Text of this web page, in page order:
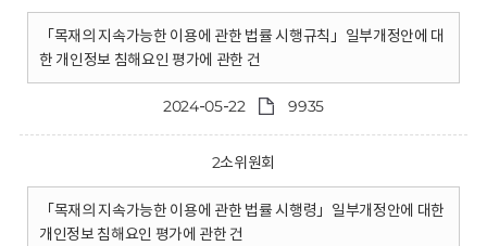
「목재의 지속가능한 이용에 관한 법률 시행규칙」일부개정안에 대
한 개인정보 침해요인 평가에 관한 건
2024-05-22 9935
2소위원회
「목재의 지속가능한 이용에 관한 법률 시행령」일부개정안에 대한
개인정보 침해요인 평가에 관한 건